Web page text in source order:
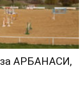
АРБАНАСИ,